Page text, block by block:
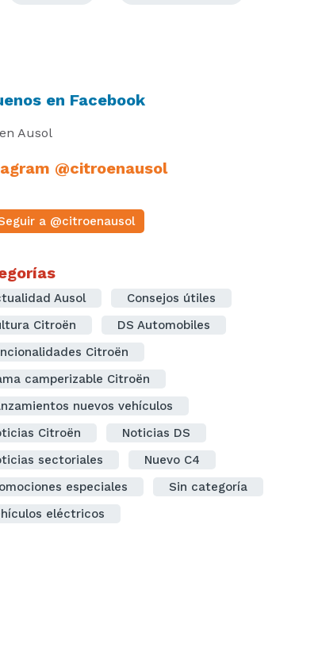
en Facebook
Ausol
@citroenausol
a @citroenausol
Ausol
Consejos útiles
Citroën
DS Automobiles
Citroën
camperizable Citroën
nuevos vehículos
Citroën
Noticias DS
sectoriales
Nuevo C4
especiales
Sin categoría
eléctricos